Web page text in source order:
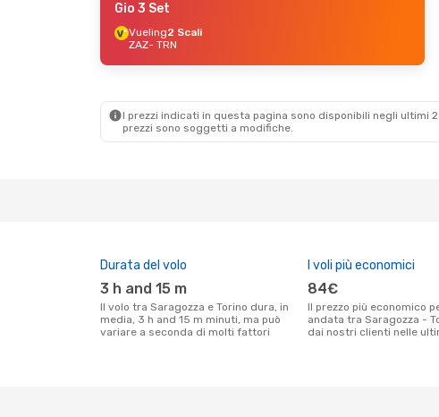
Gio 3 Set
Vueling2 Scali
ZAZ- TRN
I prezzi indicati in questa pagina sono disponibili negli ultimi
prezzi sono soggetti a modifiche.
Durata del volo
3 h and 15 m
Il volo tra Saragozza e Torino dura, in
media, 3 h and 15 m minuti, ma può
variare a seconda di molti fattori
I voli più economici
84€
Il prezzo più economico per un volo solo
andata tra Saragozza -
dai nostri clienti nelle